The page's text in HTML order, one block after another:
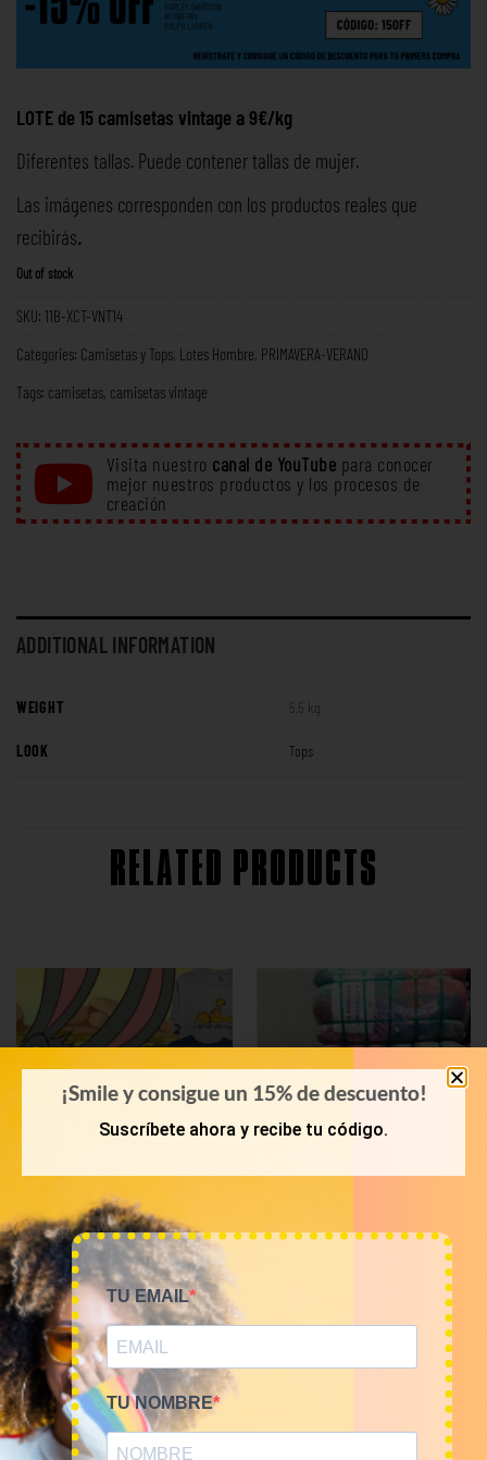
LOTE de 15 camisetas vintage a 9€/kg
Diferentes tallas. Puede contener tallas de mujer.
Las imágenes corresponden con los productos reales que
recibirás.
Out of stock
SKU: 11B-XCT-VNT14
Categories: Camisetas y Tops Lotes Hombre PRIMAVERA-VERANO
Tags: camisetas camisetas vintage
Visita nuestro canal de YouTube para conocer
mejor nuestros productos y los procesos de
creación
ADDITIONAL INFORMATION
WEIGHT 5,5 kg
LOOK Tops
RELATED PRODUCTS
KILOS
Mix camisetas Cartoons
9€/Kg
45,00€–180,00 €
Bala 45kg camisetas USA
¡Smile y consigue un 15% de descuento!
Suscríbete ahora y recibe tu código.
TU EMAIL
TU NOMBRE